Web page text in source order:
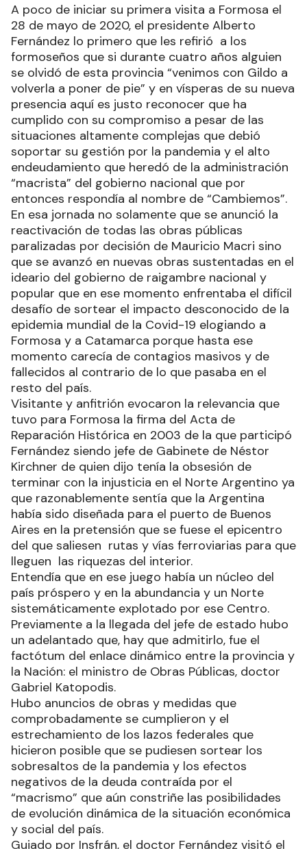
A poco de iniciar su primera visita a Formosa el
28 de mayo de 2020, el presidente Alberto
Fernández lo primero que les refirió a los
formoseños que si durante cuatro años alguien
se olvidó de esta provincia “venimos con Gildo a
volverla a poner de pie” y en vísperas de su nueva
presencia aquí es justo reconocer que ha
cumplido con su compromiso a pesar de las
situaciones altamente complejas que debió
soportar su gestión por la pandemia y el alto
endeudamiento que heredó de la administración
“macrista” del gobierno nacional que por
entonces respondía al nombre de “Cambiemos”.
En esa jornada no solamente que se anunció la
reactivación de todas las obras públicas
paralizadas por decisión de Mauricio Macri sino
que se avanzó en nuevas obras sustentadas en el
ideario del gobierno de raigambre nacional y
popular que en ese momento enfrentaba el difícil
desafío de sortear el impacto desconocido de la
epidemia mundial de la Covid-19 elogiando a
Formosa y a Catamarca porque hasta ese
momento carecía de contagios masivos y de
fallecidos al contrario de lo que pasaba en el
resto del país.
Visitante y anfitrión evocaron la relevancia que
tuvo para Formosa la firma del Acta de
Reparación Histórica en 2003 de la que participó
Fernández siendo jefe de Gabinete de Néstor
Kirchner de quien dijo tenía la obsesión de
terminar con la injusticia en el Norte Argentino ya
que razonablemente sentía que la Argentina
había sido diseñada para el puerto de Buenos
Aires en la pretensión que se fuese el epicentro
del que saliesen rutas y vías ferroviarias para que
lleguen las riquezas del interior.
Entendía que en ese juego había un núcleo del
país próspero y en la abundancia y un Norte
sistemáticamente explotado por ese Centro.
Previamente a la llegada del jefe de estado hubo
un adelantado que, hay que admitirlo, fue el
factótum del enlace dinámico entre la provincia y
la Nación: el ministro de Obras Públicas, doctor
Gabriel Katopodis.
Hubo anuncios de obras y medidas que
comprobadamente se cumplieron y el
estrechamiento de los lazos federales que
hicieron posible que se pudiesen sortear los
sobresaltos de la pandemia y los efectos
negativos de la deuda contraída por el
“macrismo” que aún constriñe las posibilidades
de evolución dinámica de la situación económica
y social del país.
Guiado por Insfrán, el doctor Fernández visitó el